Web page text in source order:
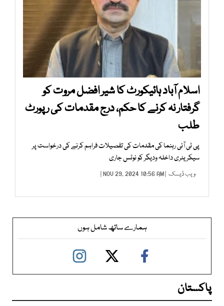
اسلام آباد ہائیکورٹ کا شیر افضل مروت کو
گرفتار نہ کرنے کا حکم، درج مقدمات کی رپورٹ
طلب
پی ٹی آئی رہنما کی مقدمات کی تفصیلات فراہم کرنے کی درخواست پر
سیکریٹری داخلہ ودیگر کو نوٹس جاری
ویب ڈیسک | NOV 29, 2024 10:56 AM |
ہمارے ساتھ شامل ہوں
پاکستان